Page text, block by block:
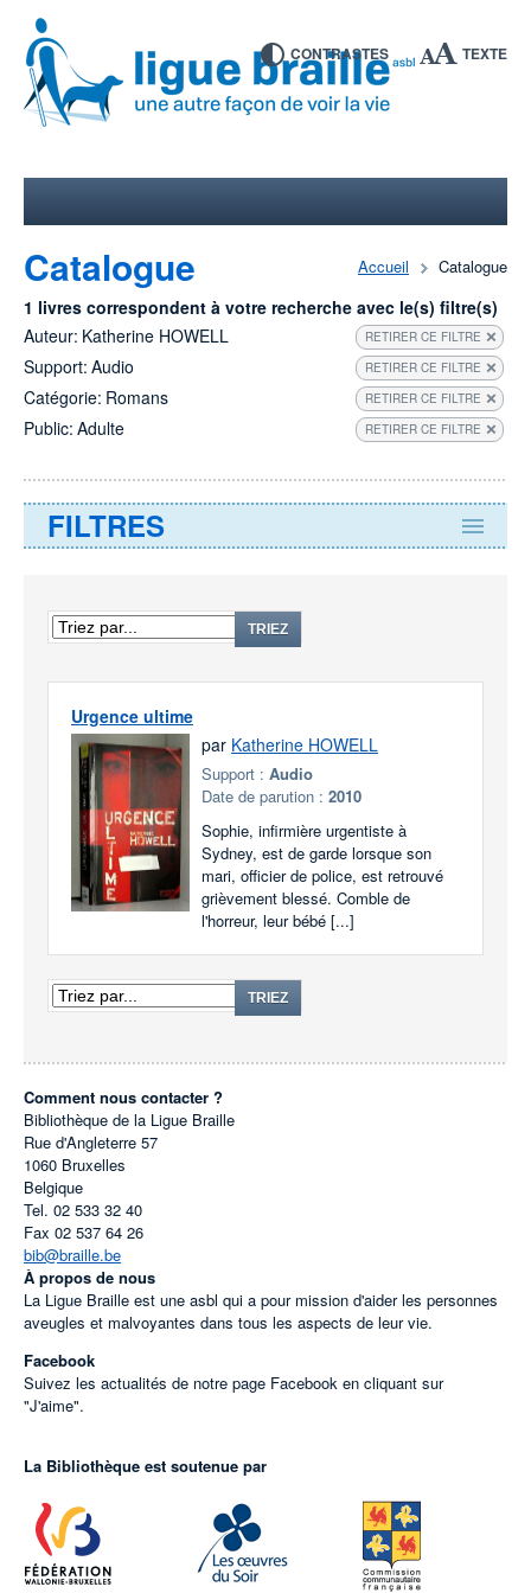
CONTRASTES TEXTE
Accueil Catalogue
Catalogue
1 livres correspondent à votre recherche avec le(s) filtre(s)
Auteur: Katherine HOWELL RETIRER CE FILTRE
Support: Audio RETIRER CE FILTRE
Catégorie: Romans RETIRER CE FILTRE
Public: Adulte RETIRER CE FILTRE
FILTRES
TRIEZ
Urgence ultime
par Katherine HOWELL
Support : Audio
Date de parution : 2010
Sophie, infirmière urgentiste à
Sydney, est de garde lorsque son
mari, officier de police, est retrouvé
grièvement blessé. Comble de
l'horreur, leur bébé [...]
TRIEZ
Comment nous contacter ?
Bibliothèque de la Ligue Braille
Rue d'Angleterre 57
1060 Bruxelles
Belgique
Tel. 02 533 32 40
Fax 02 537 64 26
bib@braille.be
À propos de nous
La Ligue Braille est une asbl qui a pour mission d'aider les personnes
aveugles et malvoyantes dans tous les aspects de leur vie.
Facebook
Suivez les actualités de notre page Facebook en cliquant sur
"J'aime".
La Bibliothèque est soutenue par